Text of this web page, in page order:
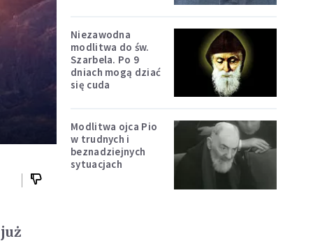
Niezawodna
modlitwa do św.
Szarbela. Po 9
dniach mogą dziać
się cuda
Modlitwa ojca Pio
w trudnych i
beznadziejnych
sytuacjach